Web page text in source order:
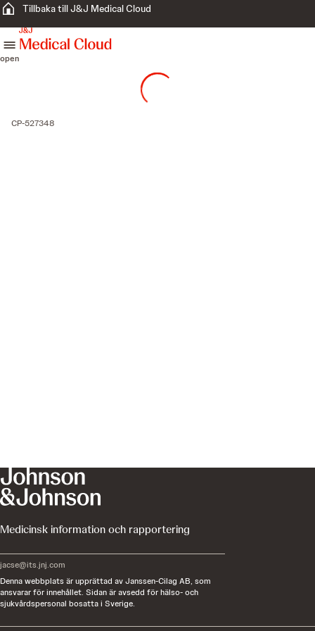
Tillbaka till J&J Medical Cloud
open
CP-527348
Medicinsk information och rapportering
jacse@its.jnj.com
Denna webbplats är upprättad av Janssen-Cilag AB, som
ansvarar för innehållet. Sidan är avsedd för hälso- och
sjukvårdspersonal bosatta i Sverige.